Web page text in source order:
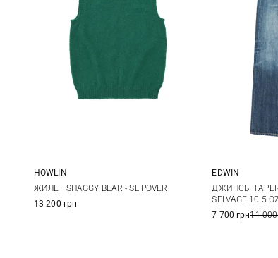
M L XL
HOWLIN
ЖИЛЕТ SHAGGY BEAR - SLIPOVER
13 200 грн
30
34
EDWIN
ДЖИНСЫ
SELVAGE 10.5
7 700 грн11